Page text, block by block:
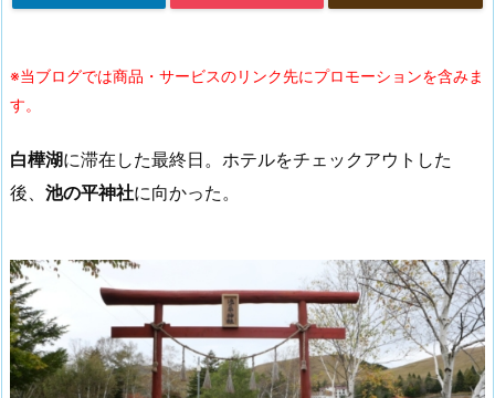
※当ブログでは商品・サービスのリンク先にプロモーションを含みま
す。
白樺湖に滞在した最終日。ホテルをチェックアウトした
後、 池の平神社に向かった。